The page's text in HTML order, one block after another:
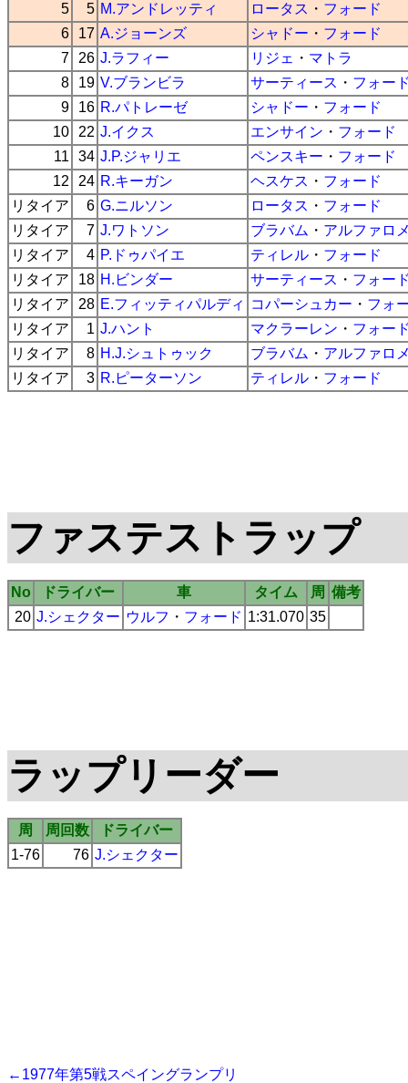
5
5 M.アンドレッティ ロータス ・ フォード
6
17 A.ジョーンズ シャドー ・ フォード
7
26 J.ラフィー リジェ ・ マトラ
8
19 V.ブランビラ サーティース ・ フォー
9
16 R.パトレーゼ シャドー ・ フォード
10
22 J.イクス エンサイン ・ フォード
11
34 J.P.ジャリエ ペンスキー ・ フォード
12
24 R.キーガン ヘスケス ・ フォード
リタイア
6 G.ニルソン ロータス ・ フォード
リタイア
7 J.ワトソン ブラバム ・ アルファロ
リタイア
4 P.ドゥパイエ ティレル ・ フォード
リタイア
18 H.ビンダー サーティース ・ フォー
リタイア
28 E.フィッティパルディ コパーシュカー ・ フォ
リタイア
1 J.ハント マクラーレン ・ フォー
リタイア
8 H.J.シュトゥック ブラバム ・ アルファロ
リタイア
3 R.ピーターソン ティレル ・ フォード
ファステストラップ
No ドライバー 車 タイム 周 備考
20 J.シェクター ウルフ ・ フォード 1:31.070 35
ラップリーダー
周 周回数
ドライバー
1-76
76 J.シェクター
←1977年第5戦スペイングランプリ